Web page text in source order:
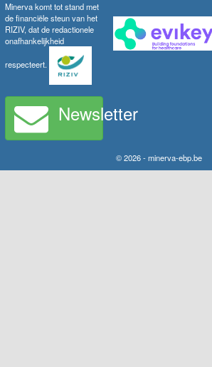
Minerva komt tot stand met
de financiële steun van het
RIZIV, dat de redactionele
onafhankelijkheid
respecteert.
Newsletter
© 2026 - minerva-ebp.be